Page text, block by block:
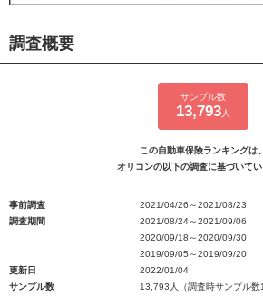
調査概要
サンプル数
13,793 人
この自動車保険ランキングは、
オリコンの以下の調査に基づいてい
事前調査
2021/04/26～2021/08/23
調査期間
2021/08/24～2021/09/06
2020/09/18～2020/09/30
2019/09/05～2019/09/20
更新日
2022/01/04
サンプル数
13,793人（調査時サンプル数